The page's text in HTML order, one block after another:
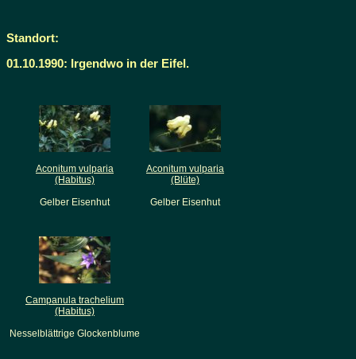
Standort:
01.10.1990: Irgendwo in der Eifel.
Aconitum vulparia
(Habitus)
Gelber Eisenhut
Aconitum vulparia
(Blüte)
Gelber Eisenhut
Campanula trachelium
(Habitus)
Nesselblättrige Glockenblume